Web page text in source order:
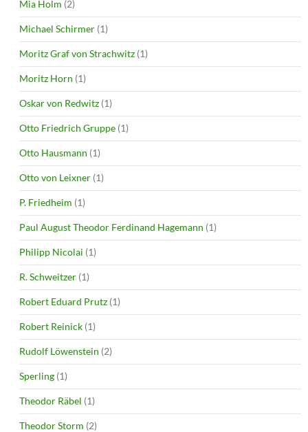
Mia Holm (2)
Michael Schirmer (1)
Moritz Graf von Strachwitz (1)
Moritz Horn (1)
Oskar von Redwitz (1)
Otto Friedrich Gruppe (1)
Otto Hausmann (1)
Otto von Leixner (1)
P. Friedheim (1)
Paul August Theodor Ferdinand Hagemann (1)
Philipp Nicolai (1)
R. Schweitzer (1)
Robert Eduard Prutz (1)
Robert Reinick (1)
Rudolf Löwenstein (2)
Sperling (1)
Theodor Räbel (1)
Theodor Storm (2)